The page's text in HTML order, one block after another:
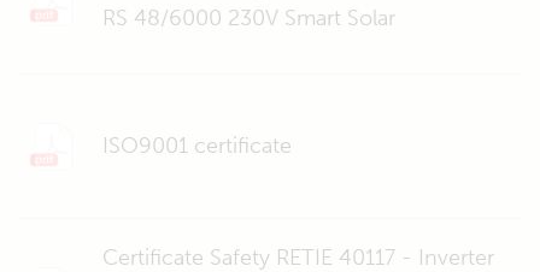
RS 48/6000 230V Smart Solar
ISO9001 certificate
Certificate Safety RETIE 40117 - Inverter